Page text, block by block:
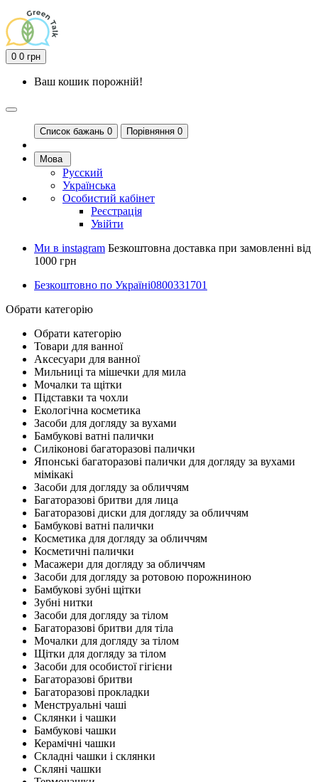
0 0 грн
Ваш кошик порожній!
Список бажань 0 Порівняння 0
Мова
Русский
Українська
Особистий кабінет
Реєстрація
Увійти
Ми в instagram Безкоштовна доставка при замовленні від
1000 грн
Безкоштовно по Україні0800331701
Обрати категорію
Обрати категорію
Товари для ванної
Аксесуари для ванної
Мильниці та мішечки для мила
Мочалки та щітки
Підставки та чохли
Екологічна косметика
Засоби для догляду за вухами
Бамбукові ватні палички
Силіконові багаторазові палички
Японські багаторазові палички для догляду за вухами
мімікакі
Засоби для догляду за обличчям
Багаторазові бритви для лица
Багаторазові диски для догляду за обличчям
Бамбукові ватні палички
Косметика для догляду за обличчям
Косметичні палички
Масажери для догляду за обличчям
Засоби для догляду за ротовою порожниною
Бамбукові зубні щітки
Зубні нитки
Засоби для догляду за тілом
Багаторазові бритви для тіла
Мочалки для догляду за тілом
Щітки для догляду за тілом
Засоби для особистої гігієни
Багаторазові бритви
Багаторазові прокладки
Менструальні чаші
Склянки і чашки
Бамбукові чашки
Керамічні чашки
Складні чашки і склянки
Скляні чашки